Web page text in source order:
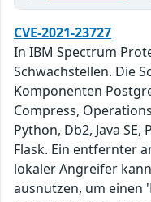
CVE-2021-23727
In IBM Spectrum
Schwachstellen. Die
Komponenten
Compress,
Python, Db2, Java
Flask. Ein entfernter
lokaler Angreifer
ausnutzen, um einen